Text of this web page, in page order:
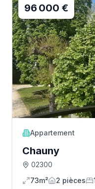
96 000 €
Appartement
Chauny
02300
73m²
2 pièces